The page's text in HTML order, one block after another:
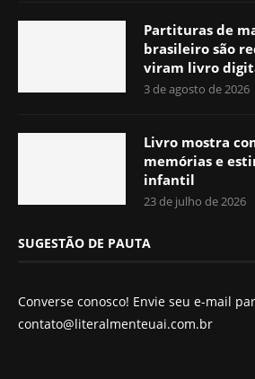
Partituras de
brasileiro são
viram livro
3 de agosto de 2026
Livro mostra
memórias e
infantil
23 de julho de 2026
SUGESTÃO DE PAUTA
Converse conosco! Envie seu e-mail
contato@literalmenteuai.com.br